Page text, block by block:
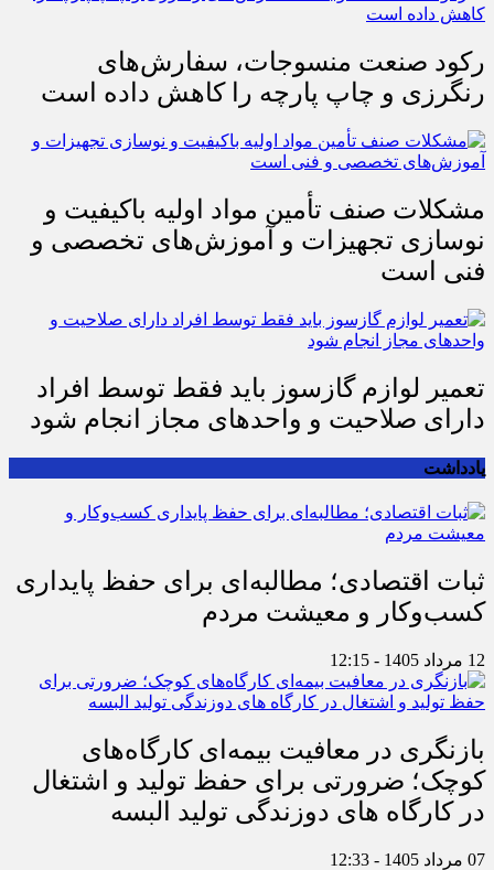
رکود صنعت منسوجات، سفارش‌های
رنگرزی و چاپ پارچه را کاهش داده است
مشکلات صنف تأمین مواد اولیه باکیفیت و
نوسازی تجهیزات و آموزش‌های تخصصی و
فنی است
تعمیر لوازم گازسوز باید فقط توسط افراد
دارای صلاحیت و واحدهای مجاز انجام شود
یادداشت
ثبات اقتصادی؛ مطالبه‌ای برای حفظ پایداری
کسب‌وکار و معیشت مردم
12 مرداد 1405 - 12:15
بازنگری در معافیت بیمه‌ای کارگاه‌های
کوچک؛ ضرورتی برای حفظ تولید و اشتغال
در کارگاه های دوزندگی تولید البسه
07 مرداد 1405 - 12:33